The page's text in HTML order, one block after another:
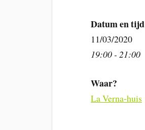
Datum en tijd
11/03/2020
19:00 - 21:00
Waar?
La Verna-huis